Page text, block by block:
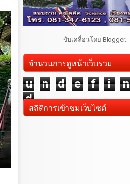
ขับเคลื่อนโดย Blogger.
จำนวนการดูหน้าเว็บรวม
u n d e f i n
d
สถิติการเข้าชมเว็บไซต์